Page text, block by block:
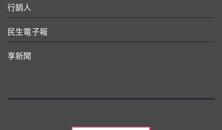
行銷人
民生電子報
享新聞